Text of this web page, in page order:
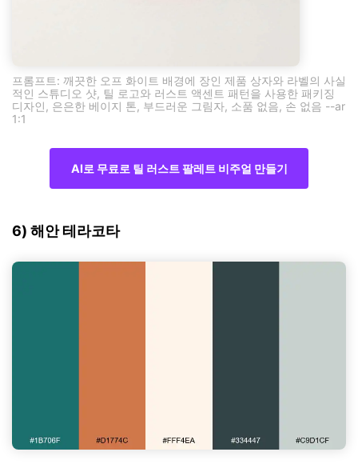
프롬프트: 깨끗한 오프 화이트 배경에 장인 제품 상자와 라벨의 사실
적인 스튜디오 샷, 틸 로고와 러스트 액센트 패턴을 사용한 패키징
디자인, 은은한 베이지 톤, 부드러운 그림자, 소품 없음, 손 없음 --ar
1:1
AI로 무료로 틸 러스트 팔레트 비주얼 만들기
6) 해안 테라코타